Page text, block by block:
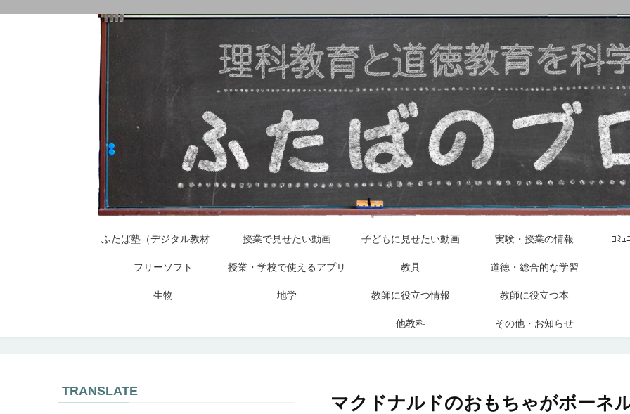
授業で見せたい動画 子どもに見せたい動画 実験・授業の情報 ｺﾐｭ
フリーソフト 授業・学校で使えるアプリ 教具 道徳・総合的な学習
生物 地学 教師に役立つ情報 教師に役立つ本
他教科 その他・お知らせ
マクドナルドのおもちゃがボーネ
TRANSLATE